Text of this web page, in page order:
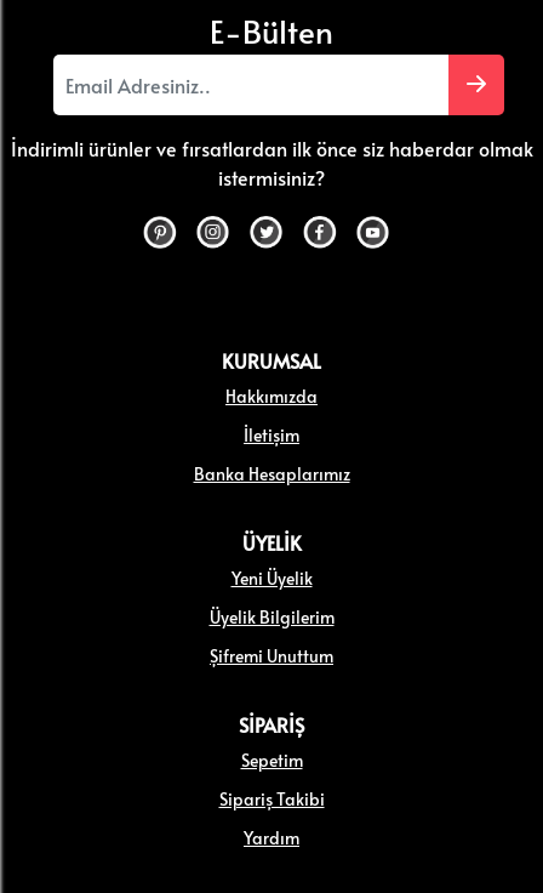
E-Bülten
İndirimli ürünler ve fırsatlardan ilk önce siz haberdar olmak
istermisiniz?
KURUMSAL
Hakkımızda
İletişim
Banka Hesaplarımız
ÜYELİK
Yeni Üyelik
Üyelik Bilgilerim
Şifremi Unuttum
SİPARİŞ
Sepetim
Sipariş Takibi
Yardım